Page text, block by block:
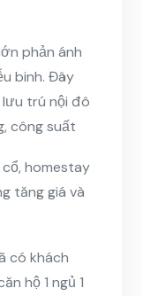
phản ánh
binh. Đây
trú nội đô
công suất
homestay
tăng giá và
có khách
hộ 1 ngủ 1